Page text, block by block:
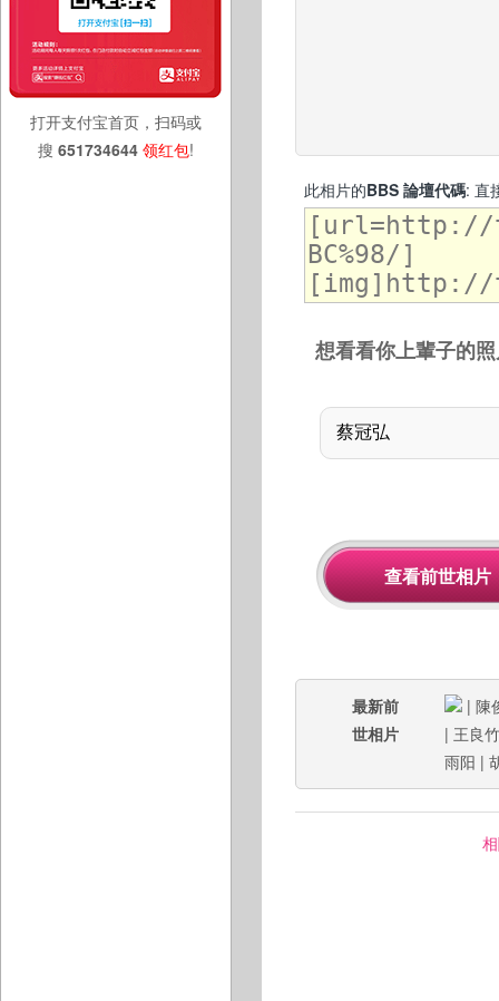
打开支付宝首页，扫码或
搜 651734644 领红包!
此相片的BBS 論壇代碼: 直
想看看你上輩子的
最新前
世相片
| 陳
| 王良竹
雨阳 |